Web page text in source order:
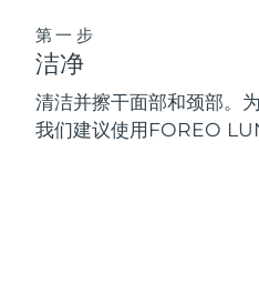
第一步
洁净
清洁并擦干面部和颈部。
我们建议使用FOREO